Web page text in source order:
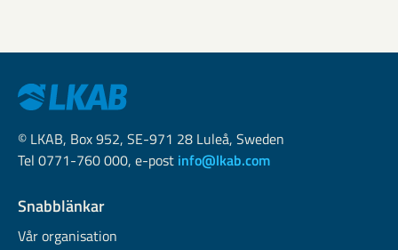
© LKAB, Box 952, SE-971 28 Luleå, Sweden
Tel 0771-760 000, e-post info@lkab.com
Snabblänkar
Vår organisation